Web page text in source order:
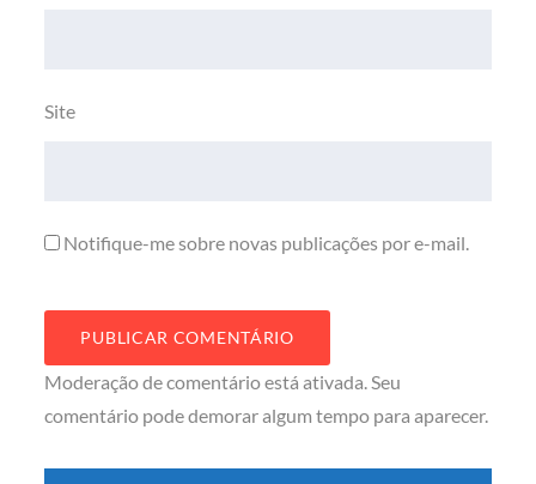
Site
Notifique-me sobre novas publicações por e-mail.
Moderação de comentário está ativada. Seu
comentário pode demorar algum tempo para aparecer.